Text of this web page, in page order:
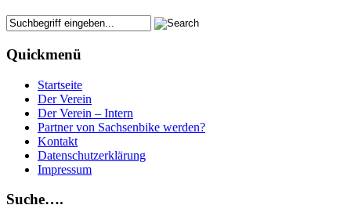
Quickmenü
Startseite
Der Verein
Der Verein – Intern
Partner von Sachsenbike werden?
Kontakt
Datenschutzerklärung
Impressum
Suche….